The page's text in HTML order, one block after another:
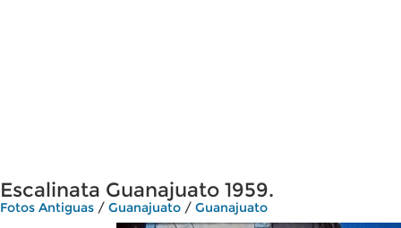
Escalinata Guanajuato 1959.
Fotos Antiguas / Guanajuato / Guanajuato